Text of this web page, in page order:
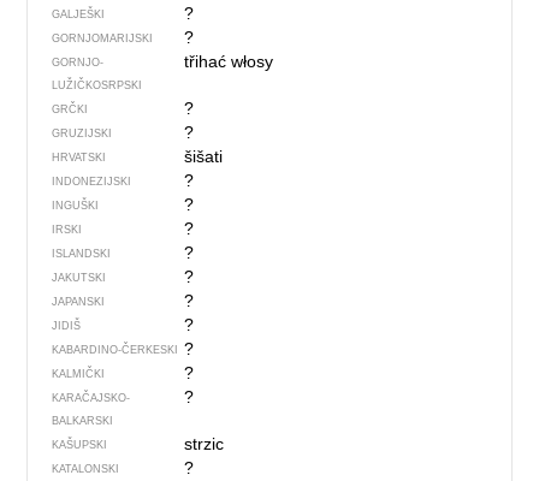
GALJEŠKI ?
GORNJOMARIJSKI ?
GORNJO­
LUŽIČKOSRPSKI
třihać włosy
GRČKI ?
GRUZIJSKI ?
HRVATSKI šišati
INDONEZIJSKI ?
INGUŠKI ?
IRSKI ?
ISLANDSKI ?
JAKUTSKI ?
JAPANSKI ?
JIDIŠ ?
KABARDINO-ČERKESKI ?
KALMIČKI ?
KARAČAJSKO-
BALKARSKI
?
KAŠUPSKI strzic
KATALONSKI ?